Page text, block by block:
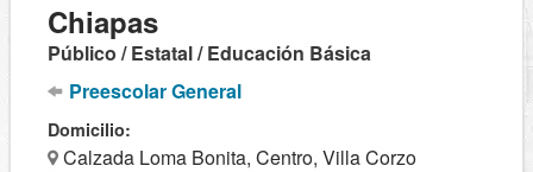
Chiapas
Público / Estatal / Educación Básica
Preescolar General
Domicilio:
Calzada Loma Bonita, Centro, Villa Corzo